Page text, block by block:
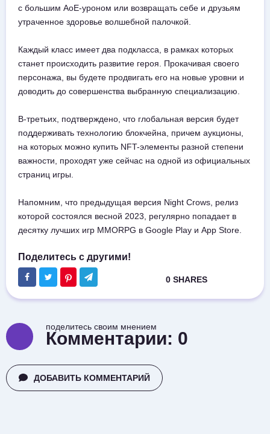
с большим AoE-уроном или возвращать себе и друзьям
утраченное здоровье волшебной палочкой.
Каждый класс имеет два подкласса, в рамках которых
станет происходить развитие героя. Прокачивая своего
персонажа, вы будете продвигать его на новые уровни и
доводить до совершенства выбранную специализацию.
В-третьих, подтверждено, что глобальная версия будет
поддерживать технологию блокчейна, причем аукционы,
на которых можно купить NFT-элементы разной степени
важности, проходят уже сейчас на одной из официальных
страниц игры.
Напомним, что предыдущая версия Night Crows, релиз
которой состоялся весной 2023, регулярно попадает в
десятку лучших игр MMORPG в Google Play и App Store.
поделитесь своим мнением
Комментарии: 0
ДОБАВИТЬ КОММЕНТАРИЙ